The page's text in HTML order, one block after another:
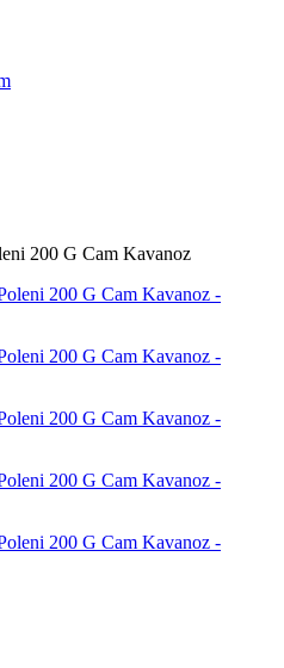
200 G Cam Kavanoz